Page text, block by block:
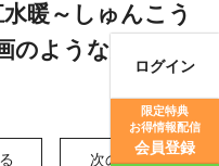
ログイン
限定特典
お得情報配信
会員登録
暖～しゅんこう
のような美しい
次の写真 >